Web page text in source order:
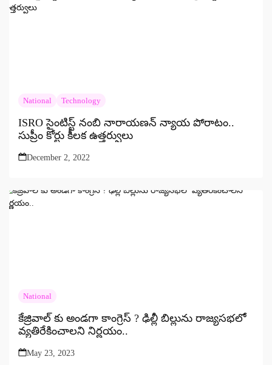
National Technology
ISRO సైంటిస్ట్ నంబి నారాయణన్ న్యాయ పోరాటం..
సుప్రీం కోర్టు కీలక ఉత్తర్వులు
December 2, 2022
National
కేజ్రివాల్ కు అండగా కాంగ్రెస్ ? ఢిల్లీ బిల్లును రాజ్యసభలో
వ్యతిరేకించాలని నిర్ణయం..
May 23, 2023